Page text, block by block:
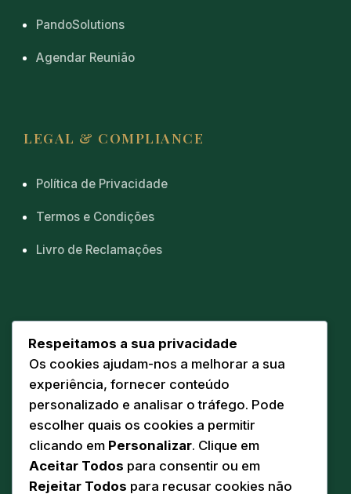
PandoSolutions
Agendar Reunião
LEGAL & COMPLIANCE
Política de Privacidade
Termos e Condições
Livro de Reclamações
Sede
Av. Eng. Duarte Pacheco 20 A
5160-218 Torre de Moncorvo
✉️ Comunicação
geral@pandodasilva.pt
Respeitamos a sua privacidade
Os cookies ajudam-nos a melhorar a sua
experiência, fornecer conteúdo
personalizado e analisar o tráfego. Pode
escolher quais os cookies a permitir
clicando em Personalizar. Clique em
Aceitar Todos para consentir ou em
Rejeitar Todos para recusar cookies não